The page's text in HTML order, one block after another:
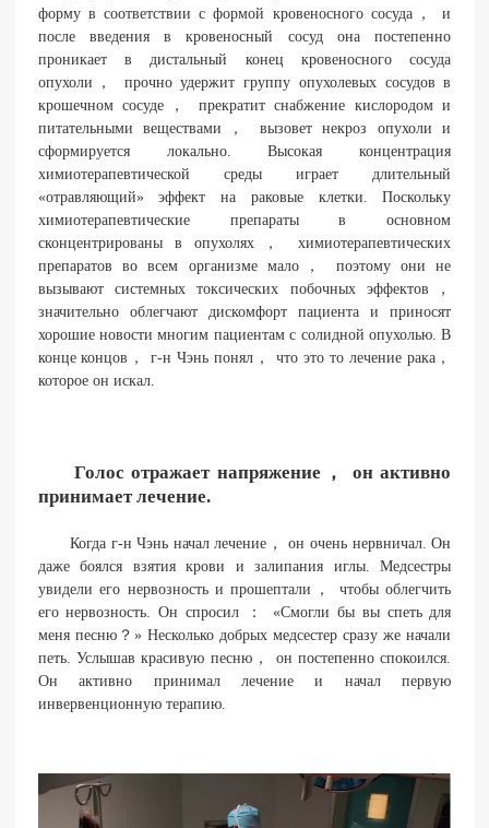
форму в соответствии с формой кровеносного сосуда， и
после введения в кровеносный сосуд она постепенно
проникает в дистальный конец кровеносного сосуда
опухоли， прочно удержит группу опухолевых сосудов в
крошечном сосуде， прекратит снабжение кислородом и
питательными веществами， вызовет некроз опухоли и
сформируется локально. Высокая концентрация
химиотерапевтической среды играет длительный
«отравляющий» эффект на раковые клетки. Поскольку
химиотерапевтические препараты в основном
сконцентрированы в опухолях， химиотерапевтических
препаратов во всем организме мало， поэтому они не
вызывают системных токсических побочных эффектов，
значительно облегчают дискомфорт пациента и приносят
хорошие новости многим пациентам с солидной опухолью. В
конце концов， г-н Чэнь понял， что это то лечение рака，
которое он искал.
Голос отражает напряжение， он активно
принимает лечение.
Когда г-н Чэнь начал лечение， он очень нервничал. Он
даже боялся взятия крови и залипания иглы. Медсестры
увидели его нервозность и прошептали， чтобы облегчить
его нервозность. Он спросил ： «Смогли бы вы спеть для
меня песню？» Несколько добрых медсестер сразу же начали
петь. Услышав красивую песню， он постепенно спокоился.
Он активно принимал лечение и начал первую
инвервенционную терапию.